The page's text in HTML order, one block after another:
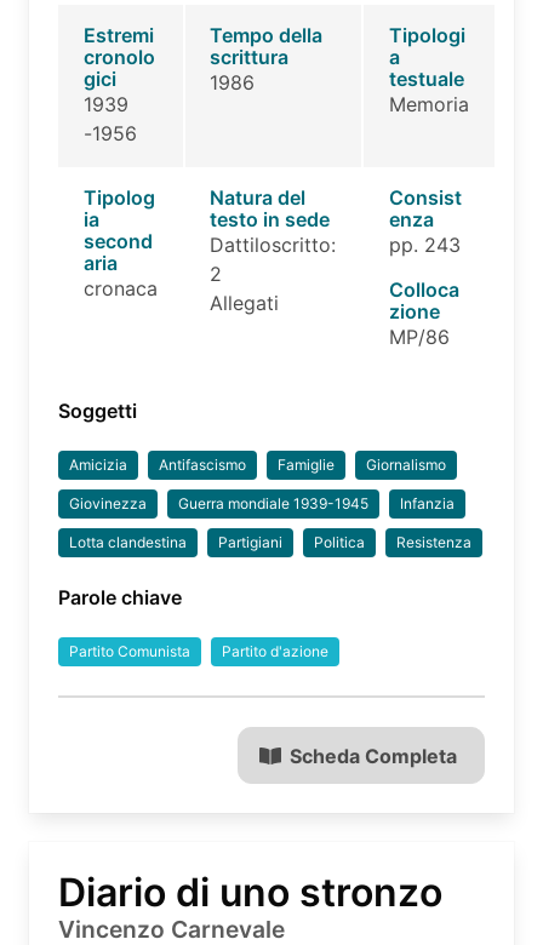
Estremi
cronolo
gici
1939
-1956
Tempo della
scrittura
1986
Tipologi
a
testuale
Memoria
Tipolog
ia
second
aria
cronaca
Natura del
testo in sede
Dattiloscritto:
2
Allegati
Consist
enza
pp. 243
Colloca
zione
MP/86
Soggetti
Amicizia Antifascismo Famiglie Giornalismo
Giovinezza Guerra mondiale 1939-1945 Infanzia
Lotta clandestina Partigiani Politica Resistenza
Parole chiave
Partito Comunista Partito d'azione
Scheda Completa
Diario di uno stronzo
Vincenzo Carnevale